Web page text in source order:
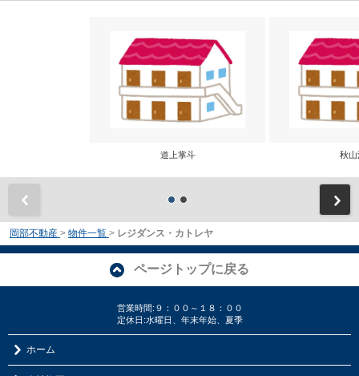
道上掌斗 秋山
岡部不動産 > 物件一覧 > レジダンス・カトレヤ
ページトップに戻る
営業時間:９：００～１８：００
定休日:水曜日、年末年始、夏季
ホーム